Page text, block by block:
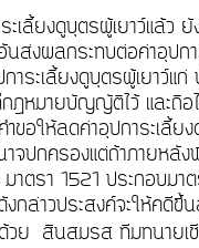
เลี้ยงดูบุตรผู้เยาว์แล้ว
ส่งผลกระทบต่อค่าอุปก
ระเลี้ยงดูบุตรผู้เยาว์แ
ฎหมายบัญญัติไว้ และถือ
อให้ลดค่าอุปการะเลี้ย
จปกครองแต่ถ้าภายหลั
มาตรา 1521 ประกอบ
ล่าวประสงค์จะให้คดีขึ้
วย สินสมรส ทีมทนายเ